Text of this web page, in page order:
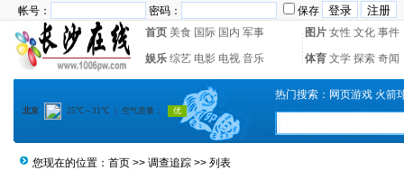
帐号： 密码：
保存
首页 美食 国际 国内 军事 图片 女性 文化 事件
娱乐 综艺 电影 电视 音乐 体育 文学 探索 奇闻
热门搜索： 网页游戏 火箭
您现在的位置： 首页 >> 调查追踪 >> 列表